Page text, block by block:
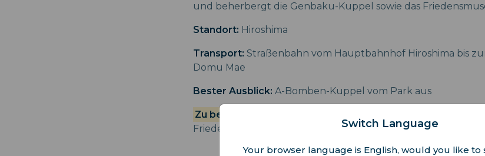
und beherbergt die Genbaku-Kuppel sowie das
Standort: Hiroshima
Transport: Straßenbahn vom Hauptbahnhof Hiroshima bis
Domu Mae
Bester Ausblick: A-Bomben-Kuppel vom Park aus
Zu beachten:
Parkeintritt frei; Museumseintritt
Friedenszeremonien. Souvenir: Origami-Papiere und Kranich-
Switch Language
Your browser language is English, would you like to